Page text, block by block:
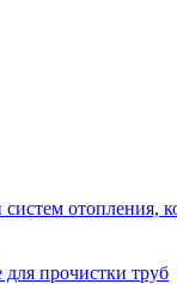
отопления,
прочистки труб